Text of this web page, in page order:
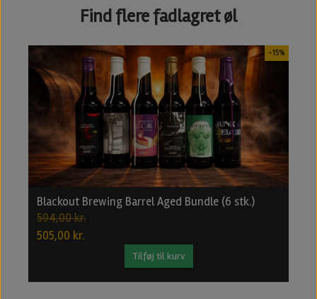
Find flere fadlagret øl
-15%
Blackout Brewing Barrel Aged Bundle (6 stk.)
594,00 kr.
505,00 kr.
Tilføj til kurv